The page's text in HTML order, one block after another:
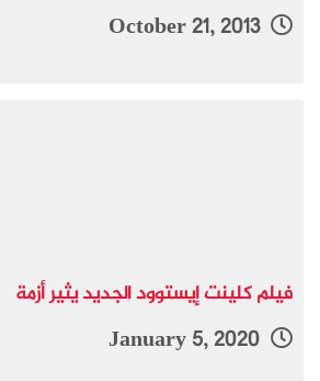
October 21, 2013
فيلم كلينت إيستوود الجديد يثير أزمة